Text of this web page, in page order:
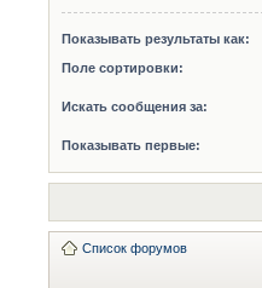
Показывать результаты как:
Поле сортировки:
Искать сообщения за:
Показывать первые:
Список форумов